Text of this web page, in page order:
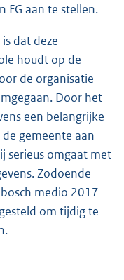
FG aan te stellen.
dat deze
houdt op de
de organisatie
Door het
een belangrijke
gemeente aan
serieus omgaat met
Zodoende
medio 2017
om tijdig te